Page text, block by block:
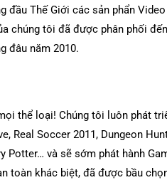
đầu Thế Giới các sản phẩn
chúng tôi đã được phân phối
đâu năm 2010.
thể loại! Chúng tôi luôn phát
Real Soccer 2011, Dungeon
Potter… và sẽ sớm phát hành
toàn khác biệt, đã được bầu